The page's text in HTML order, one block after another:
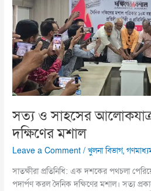
সত্য ও সাহসের
দক্ষিণের মশাল
Leave a Comment /খুলনা বিভাগ,
সাতক্ষীরা প্রতিনিধি: এক দশকের পথচলা
পদার্পণ করল দৈনিক দক্ষিণের মশাল। সত্য
আলোকযাত্রায়
১১
বছরে
দক্ষিণের
মশাল